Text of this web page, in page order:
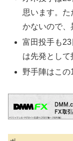
思います。
かないので、
富田投手も
は先発として
野手陣はこの